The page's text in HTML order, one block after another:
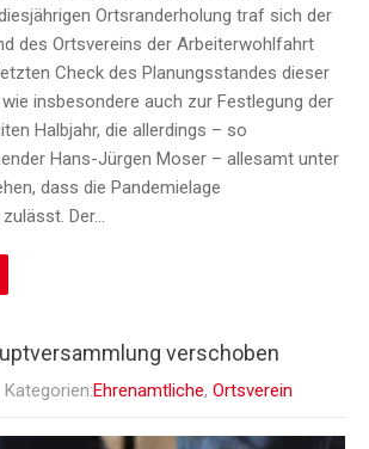
Ortsranderholung traf sich der
des Ortsvereins der Arbeiterwohlfahrt
Check des Planungsstandes dieser
insbesondere auch zur Festlegung der
Halbjahr, die allerdings – so
Hans-Jürgen Moser – allesamt unter
dass die Pandemielage
Der…
verschoben
| Kategorien:Ehrenamtliche, Ortsverein